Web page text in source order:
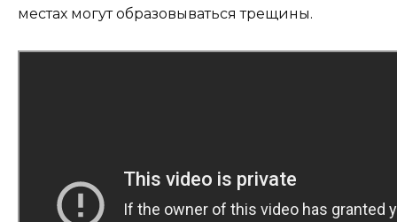
местах могут образовываться трещины.